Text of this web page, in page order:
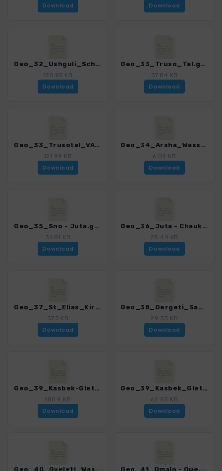
Download
Download
Geo_32_Ushguli_Schchara-Gletscher_VAR.gpx
125.92 KB
Download
Geo_33_Truso_Tal.gpx
37.84 KB
Download
Geo_33_Trusotal_VAR.gpx
121.99 KB
Download
Geo_34_Arsha_Wasserfall.gpx
6.04 KB
Download
Geo_35_Sno - Juta.gpx
31.81 KB
Download
Geo_36_Juta - Chaukhi_Tal.gpx
25.44 KB
Download
Geo_37_St_Elias_Kirche.gpx
37.7 KB
Download
Geo_38_Gergeti_Sambesa_Kirche.gpx
29.33 KB
Download
Geo_39_Kasbek-Gletscher_VAR.gpx
180.9 KB
Download
Geo_39_Kasbek_Gletscher.gpx
62.83 KB
Download
Geo_40_Gveleti_Wasserfall.gpx Geo_41_Omalo - Que.gpx